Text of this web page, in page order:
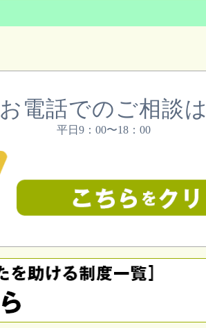
お電話でのご相談は
平日9：00〜18：00